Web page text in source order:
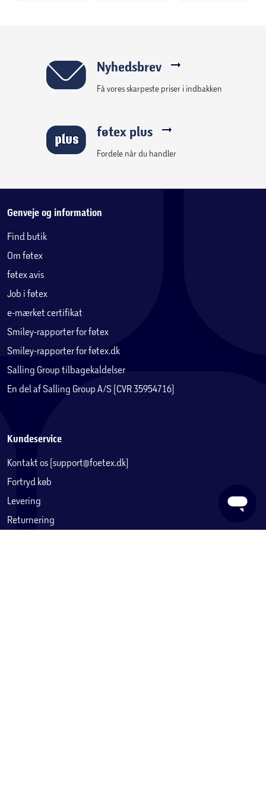
Pasform: Tilpasset Salling NatteRo Klassiske
hovedpuder
Vedligeholdelse:
Hovedpudebetrækket kan vaske i vaskemaskine på
skåneprogram ved maks. 40ºC, efter endt vask er det
Nyhedsbrev
Få vores skarpeste priser i indbakken
føtex plus
Fordele når du handler
Genveje og information
Find butik
Om føtex
føtex avis
Job i føtex
e-mærket certifikat
Smiley-rapporter for føtex
Smiley-rapporter for føtex.dk
Salling Group tilbagekaldelser
En del af Salling Group A/S (CVR 35954716)
Kundeservice
Kontakt os (support@foetex.dk)
Fortryd køb
Levering
Returnering